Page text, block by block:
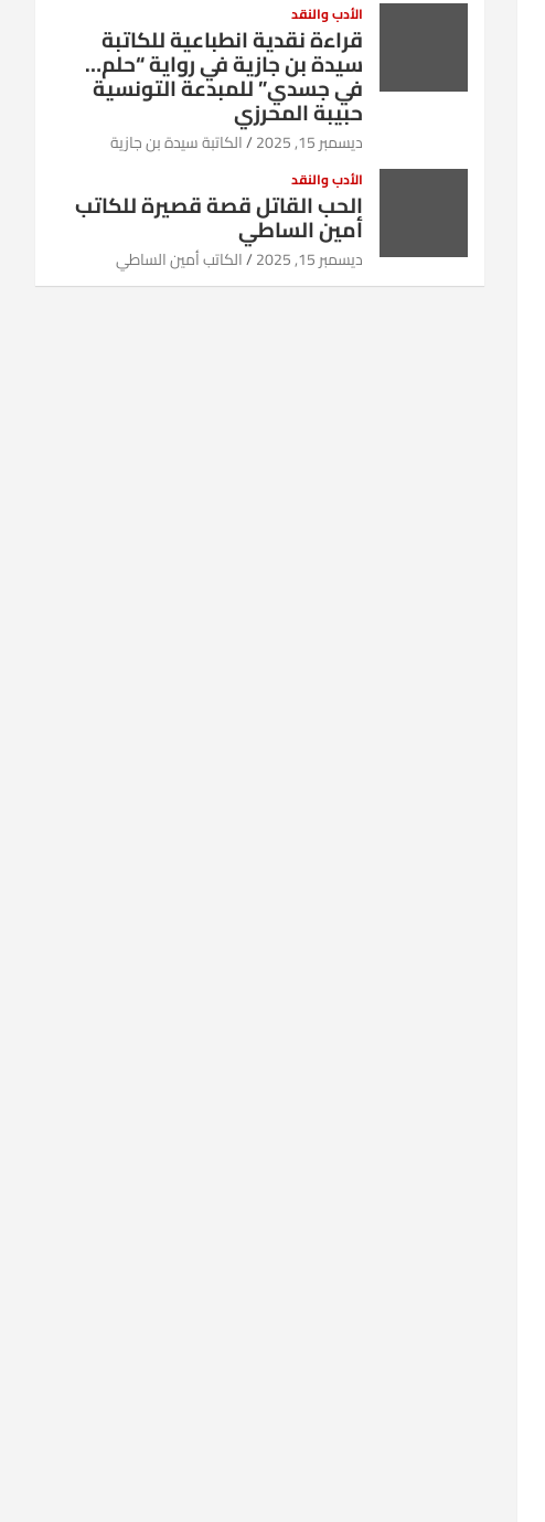
الأدب والنقد
قراءة نقدية انطباعية للكاتبة
سيدة بن جازية في رواية “حلم…
في جسدي” للمبدعة التونسية
حبيبة المحرزي
ديسمبر 15, 2025 الكاتبة سيدة بن جازية
الأدب والنقد
الحب القاتل قصة قصيرة للكاتب
أمين الساطي
ديسمبر 15, 2025 الكاتب أمين الساطي